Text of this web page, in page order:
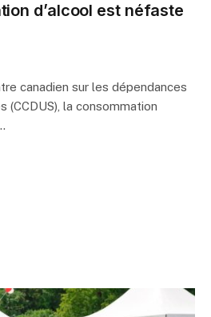
d’alcool est néfaste
canadien sur les dépendances
(CCDUS), la consommation